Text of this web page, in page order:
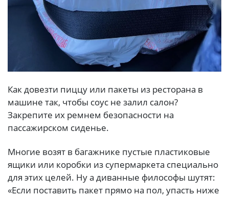
Как довезти пиццу или пакеты из ресторана в
машине так, чтобы соус не залил салон?
Закрепите их ремнем безопасности на
пассажирском сиденье.
Многие возят в багажнике пустые пластиковые
ящики или коробки из супермаркета специально
для этих целей. Ну а диванные философы шутят:
«Если поставить пакет прямо на пол, упасть ниже